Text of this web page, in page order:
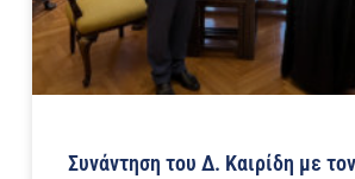
Συνάντηση του Δ. Καιρίδη με τον